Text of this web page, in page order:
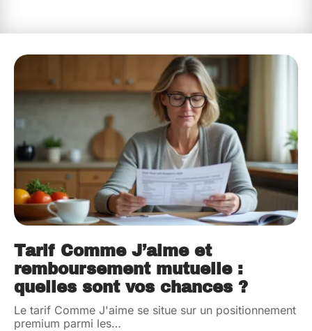
Tarif Comme J’aime et
remboursement mutuelle :
quelles sont vos chances ?
Le tarif Comme J'aime se situe sur un positionnement
premium parmi les…